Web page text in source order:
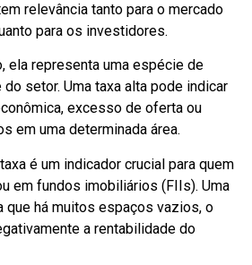
relevância tanto para o mercado
para os investidores.
ela representa uma espécie de
setor. Uma taxa alta pode indicar
excesso de oferta ou
em uma determinada área.
é um indicador crucial para quem
em fundos imobiliários (FIIs). Uma
que há muitos espaços vazios, o
a rentabilidade do